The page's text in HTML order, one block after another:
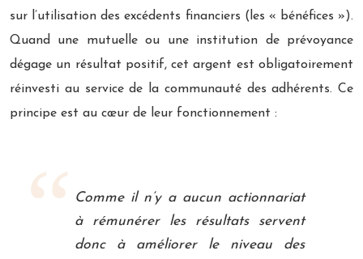
sur l’utilisation des excédents financiers (les « bénéfices »).
Quand une mutuelle ou une institution de prévoyance
dégage un résultat positif, cet argent est obligatoirement
réinvesti au service de la communauté des adhérents. Ce
principe est au cœur de leur fonctionnement :
Comme il n’y a aucun actionnariat
à rémunérer les résultats servent
donc à améliorer le niveau des